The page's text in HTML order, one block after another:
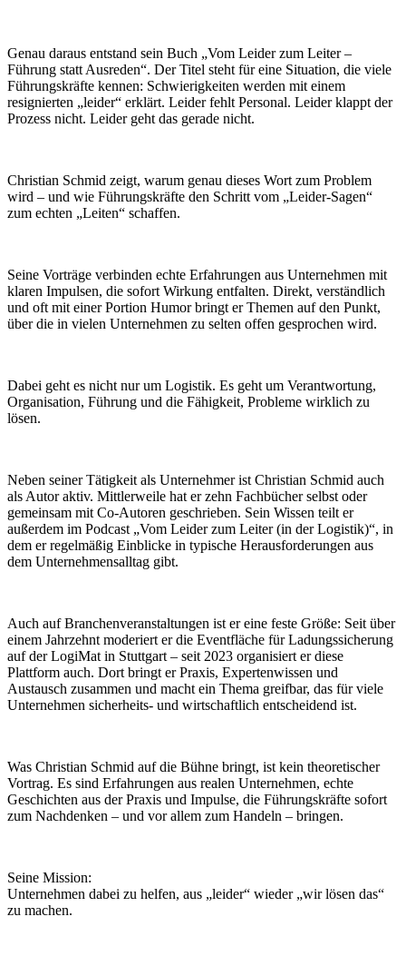
Genau daraus entstand sein Buch „Vom Leider zum Leiter –
Führung statt Ausreden“. Der Titel steht für eine Situation, die viele
Führungskräfte kennen: Schwierigkeiten werden mit einem
resignierten „leider“ erklärt. Leider fehlt Personal. Leider klappt der
Prozess nicht. Leider geht das gerade nicht.
Christian Schmid zeigt, warum genau dieses Wort zum Problem
wird – und wie Führungskräfte den Schritt vom „Leider-Sagen“
zum echten „Leiten“ schaffen.
Seine Vorträge verbinden echte Erfahrungen aus Unternehmen mit
klaren Impulsen, die sofort Wirkung entfalten. Direkt, verständlich
und oft mit einer Portion Humor bringt er Themen auf den Punkt,
über die in vielen Unternehmen zu selten offen gesprochen wird.
Dabei geht es nicht nur um Logistik. Es geht um Verantwortung,
Organisation, Führung und die Fähigkeit, Probleme wirklich zu
lösen.
Neben seiner Tätigkeit als Unternehmer ist Christian Schmid auch
als Autor aktiv. Mittlerweile hat er zehn Fachbücher selbst oder
gemeinsam mit Co-Autoren geschrieben. Sein Wissen teilt er
außerdem im Podcast „Vom Leider zum Leiter (in der Logistik)“, in
dem er regelmäßig Einblicke in typische Herausforderungen aus
dem Unternehmensalltag gibt.
Auch auf Branchenveranstaltungen ist er eine feste Größe: Seit über
einem Jahrzehnt moderiert er die Eventfläche für Ladungssicherung
auf der LogiMat in Stuttgart – seit 2023 organisiert er diese
Plattform auch. Dort bringt er Praxis, Expertenwissen und
Austausch zusammen und macht ein Thema greifbar, das für viele
Unternehmen sicherheits- und wirtschaftlich entscheidend ist.
Was Christian Schmid auf die Bühne bringt, ist kein theoretischer
Vortrag. Es sind Erfahrungen aus realen Unternehmen, echte
Geschichten aus der Praxis und Impulse, die Führungskräfte sofort
zum Nachdenken – und vor allem zum Handeln – bringen.
Seine Mission:
Unternehmen dabei zu helfen, aus „leider“ wieder „wir lösen das“
zu machen.